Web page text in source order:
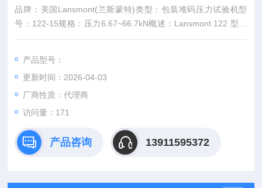
品牌：美国Lansmont(兰斯蒙特)类型：包装堆码压力试验机型
号：122-15规格：压力6.67~66.7kN概述：Lansmont 122 型耐
压试验系统专为大型的独立包装、托盘以及组合包装的压力试验
方形压板可满足绝大多数托盘的压力试验要求，同时配备Lansm
ont 的基于Windows设计的第三代高级压力试验控制系统（T......
产品型号：
更新时间：2026-04-03
厂商性质：代理商
访问量：171
产品咨询 13911595372